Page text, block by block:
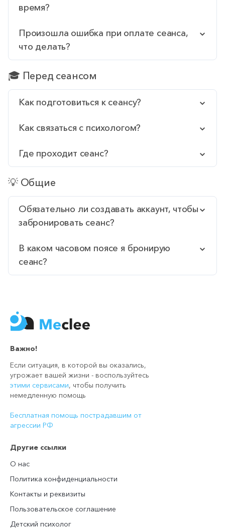
время?
Произошла ошибка при оплате сеанса,
что делать?
🎓 Перед сеансом
Как подготовиться к сеансу?
Как связаться с психологом?
Где проходит сеанс?
💡 Общие
Обязательно ли создавать аккаунт, чтобы
забронировать сеанс?
В каком часовом поясе я бронирую
сеанс?
Важно!
Если ситуация, в которой вы оказались,
угрожает вашей жизни - воспользуйтесь
этими сервисами, чтобы получить
немедленную помощь
Бесплатная помощь пострадавшим от
агрессии РФ
Другие ссылки
О нас
Политика конфиденциальности
Контакты и реквизиты
Пользовательское соглашение
Детский психолог